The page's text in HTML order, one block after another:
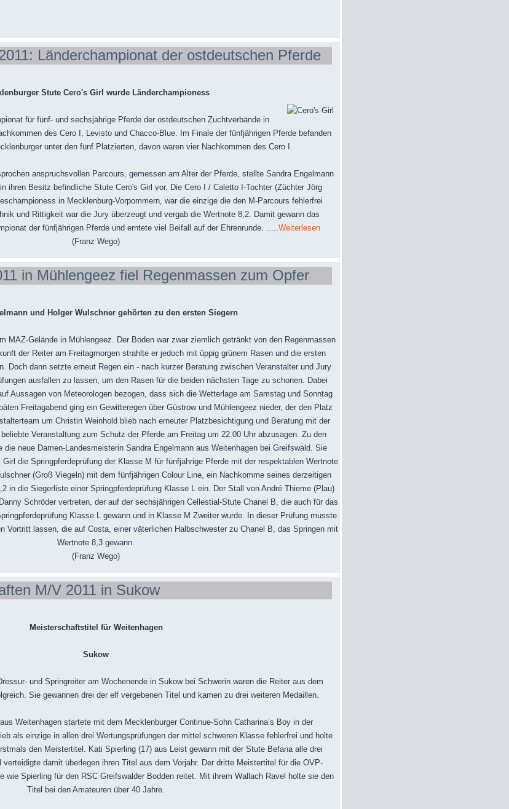
Länderchampionat der ostdeutschen Pferde
Stute Cero's Girl wurde Länderchampioness
für fünf- und sechsjährige Pferde der ostdeutschen Zuchtverbände in
des Cero I, Levisto und Chacco-Blue. Im Finale der fünfjährigen Pferde befanden
unter den fünf Platzierten, davon waren vier Nachkommen des Cero I.
anspruchsvollen Parcours, gemessen am Alter der Pferde, stellte Sandra Engelmann
ihren Besitz befindliche Stute Cero's Girl vor. Die Cero I / Caletto I-Tochter (Züchter Jörg
in Mecklenburg-Vorpommern, war die einzige die den M-Parcours fehlerfrei
und Rittigkeit war die Jury überzeugt und vergab die Wertnote 8,2. Damit gewann das
der fünfjährigen Pferde und erntete viel Beifall auf der Ehrenrunde. .....Weiterlesen
(Franz Wego)
in Mühlengeez fiel Regenmassen zum Opfer
und Holger Wulschner gehörten zu den ersten Siegern
MAZ-Gelände in Mühlengeez. Der Boden war zwar ziemlich getränkt von den Regenmassen
der Reiter am Freitagmorgen strahlte er jedoch mit üppig grünem Rasen und die ersten
Doch dann setzte erneut Regen ein - nach kurzer Beratung zwischen Veranstalter und Jury
ausfallen zu lassen, um den Rasen für die beiden nächsten Tage zu schonen. Dabei
Aussagen von Meteorologen bezogen, dass sich die Wetterlage am Samstag und Sonntag
Freitagabend ging ein Gewitteregen über Güstrow und Mühlengeez nieder, der den Platz
um Christin Weinhold blieb nach erneuter Platzbesichtigung und Beratung mit der
Veranstaltung zum Schutz der Pferde am Freitag um 22.00 Uhr abzusagen. Zu den
die neue Damen-Landesmeisterin Sandra Engelmann aus Weitenhagen bei Greifswald. Sie
die Springpferdeprüfung der Klasse M für fünfjährige Pferde mit der respektablen Wertnote
(Groß Viegeln) mit dem fünfjährigen Colour Line, ein Nachkomme seines derzeitigen
in die Siegerliste einer Springpferdeprüfung Klasse L ein. Der Stall von André Thieme (Plau)
Schröder vertreten, der auf der sechsjährigen Cellestial-Stute Chanel B, die auch für das
Klasse L gewann und in Klasse M Zweiter wurde. In dieser Prüfung musste
Vortritt lassen, die auf Costa, einer väterlichen Halbschwester zu Chanel B, das Springen mit
Wertnote 8,3 gewann.
(Franz Wego)
M/V 2011 in Sukow
Meisterschaftstitel für Weitenhagen
Sukow
und Springreiter am Wochenende in Sukow bei Schwerin waren die Reiter aus dem
Sie gewannen drei der elf vergebenen Titel und kamen zu drei weiteren Medaillen.
Weitenhagen startete mit dem Mecklenburger Continue-Sohn Catharina’s Boy in der
als einzige in allen drei Wertungsprüfungen der mittel schweren Klasse fehlerfrei und holte
den Meistertitel. Kati Spierling (17) aus Leist gewann mit der Stute Befana alle drei
damit überlegen ihren Titel aus dem Vorjahr. Der dritte Meistertitel für die OVP-
wie Spierling für den RSC Greifswalder Bodden reitet. Mit ihrem Wallach Ravel holte sie den
Titel bei den Amateuren über 40 Jahre.